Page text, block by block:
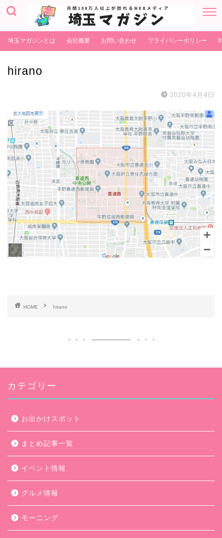
埼玉マガジンとは 会社概要 お問い合わせ プライバシーポリシー
hirano
2020年4月4日
HOME hirano
カテゴリー
お出かけスポット
まとめ記事一覧
イベント情報
グルメ情報
モーニング